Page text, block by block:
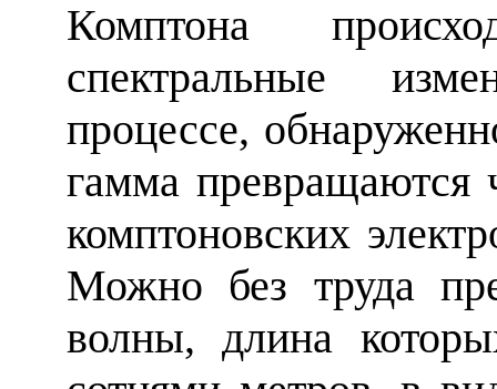
Комптона
спектральные
процессе,
гамма превращаются
комптоновских
Можно без труда
волны, длина